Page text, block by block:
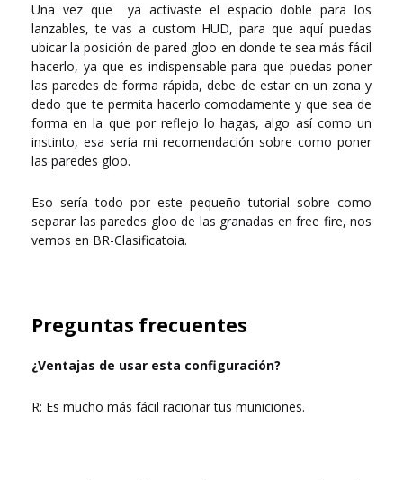
Una vez que ya activaste el espacio doble para los
lanzables, te vas a custom HUD, para que aquí puedas
ubicar la posición de pared gloo en donde te sea más fácil
hacerlo, ya que es indispensable para que puedas poner
las paredes de forma rápida, debe de estar en un zona y
dedo que te permita hacerlo comodamente y que sea de
forma en la que por reflejo lo hagas, algo así como un
instinto, esa sería mi recomendación sobre como poner
las paredes gloo.
Eso sería todo por este pequeño tutorial sobre como
separar las paredes gloo de las granadas en free fire, nos
vemos en BR-Clasificatoia.
Preguntas frecuentes
¿Ventajas de usar esta configuración?
R: Es mucho más fácil racionar tus municiones.